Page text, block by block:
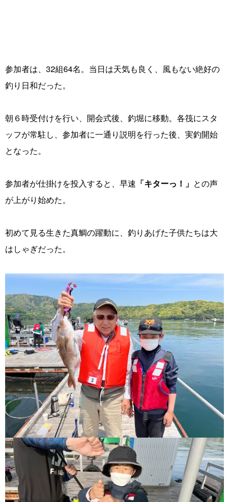
参加者は、32組64名。当日は天気も良く、風もない絶好の
釣り日和だった。
朝６時受付けを行い、開会式後、釣堀に移動。各筏にスタ
ッフが常駐し、参加者に一通り説明を行った後、実釣開始
となった。
参加者が仕掛けを投入すると、早速 「キターっ！」 との声
が上がり始めた。
初めて見る生きた真鯛の躍動に、釣りあげた子供たちは大
はしゃぎだった。